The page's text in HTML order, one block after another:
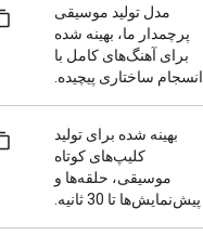
مدل تولید موسیقی
پرچمدار ما، بهینه شده
برای آهنگ‌های کامل با
انسجام ساختاری پیچیده.
بهینه شده برای تولید
کلیپ‌های کوتاه
موسیقی، حلقه‌ها و
پیش‌نمایش‌ها تا 30 ثانیه.